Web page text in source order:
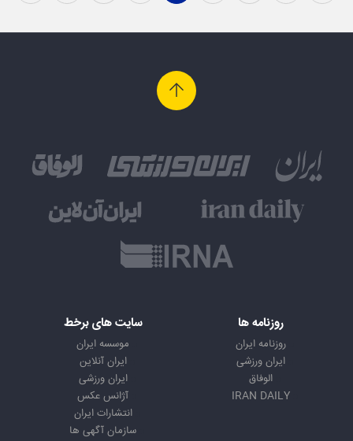
روزنامه ها
روزنامه ایران
ایران ورزشی
الوفاق
IRAN DAILY
سایت های برخط
موسسه ایران
ایران آنلاین
ایران ورزشی
آژانس عکس
انتشارات ایران
سازمان آگهی ها